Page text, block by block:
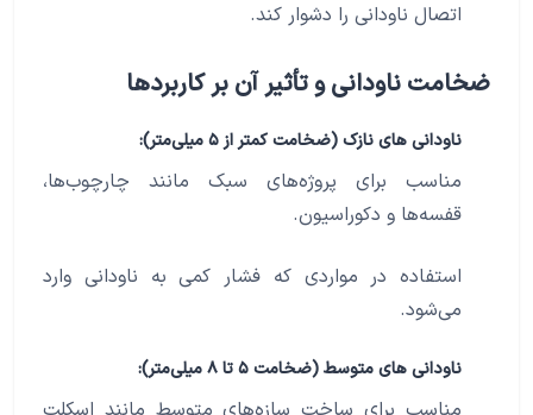
اتصال ناودانی را دشوار کند.
ضخامت ناودانی و تأثیر آن بر کاربردها
ناودانی ‌های نازک (ضخامت کمتر از ۵ میلی‌متر):
مناسب برای پروژه‌های سبک مانند چارچوب‌ها،
قفسه‌ها و دکوراسیون.
استفاده در مواردی که فشار کمی به ناودانی وارد
می‌شود.
ناودانی ‌های متوسط (ضخامت ۵ تا ۸ میلی‌متر):